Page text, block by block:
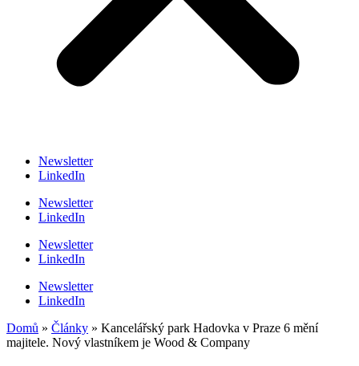
Newsletter
LinkedIn
Newsletter
LinkedIn
Newsletter
LinkedIn
Newsletter
LinkedIn
Domů » Články » Kancelářský park Hadovka v Praze 6 mění
majitele. Nový vlastníkem je Wood & Company